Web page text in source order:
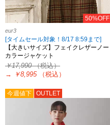
50%OFF
eur3
[タイムセール対象！8/17 8:59まで]
【大きいサイズ】フェイクレザーノー
カラージャケット
￥17,990（税込）
→
￥8,995 （税込）
今週値下 OUTLET